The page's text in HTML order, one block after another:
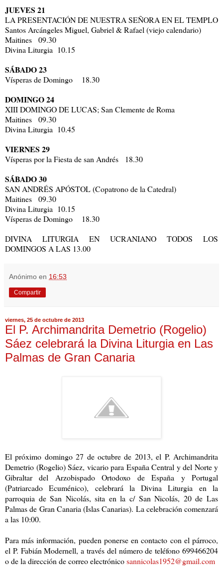
JUEVES 21
LA PRESENTACIÓN DE NUESTRA SEÑORA EN EL TEMPLO
Santos Arcángeles Miguel, Gabriel & Rafael (viejo calendario)
Maitines 09.30
Divina Liturgia 10.15
SÁBADO 23
Vísperas de Domingo 18.30
DOMINGO 24
XIII DOMINGO DE LUCAS; San Clemente de Roma
Maitines 09.30
Divina Liturgia 10.45
VIERNES 29
Vísperas por la Fiesta de san Andrés 18.30
SÁBADO 30
SAN ANDRÉS APÓSTOL (Copatrono de la Catedral)
Maitines 09.30
Divina Liturgia 10.15
Vísperas de Domingo 18.30
DIVINA LITURGIA EN UCRANIANO TODOS LOS
DOMINGOS A LAS 13.00
Anónimo en 16:53
Compartir
viernes, 25 de octubre de 2013
El P. Archimandrita Demetrio (Rogelio)
Sáez celebrará la Divina Liturgia en Las
Palmas de Gran Canaria
El próximo domingo 27 de octubre de 2013, el P. Archimandrita
Demetrio (Rogelio) Sáez, vicario para España Central y del Norte y
Gibraltar del Arzobispado Ortodoxo de España y Portugal
(Patriarcado Ecuménico), celebrará la Divina Liturgia en la
parroquia de San Nicolás, sita en la c/ San Nicolás, 20 de Las
Palmas de Gran Canaria (Islas Canarias). La celebración comenzará
a las 10:00.
Para más información, pueden ponerse en contacto con el párroco,
el P. Fabián Modernell, a través del número de teléfono 699466204
o de la dirección de correo electrónicosannicolas1952@gmail.com